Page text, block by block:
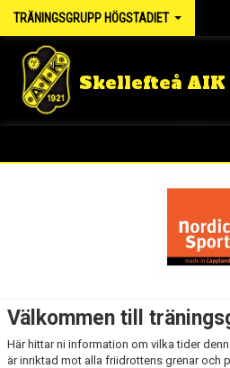
TRÄNINGSGRUPP HÖGSTADIET
Skellefteå
Välkommen till
Här hittar ni information om vilka tider
är inriktad mot alla friidrottens grenar och